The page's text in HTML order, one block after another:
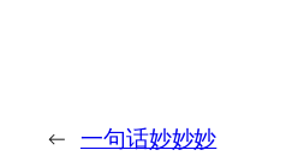
← 一句话妙妙妙